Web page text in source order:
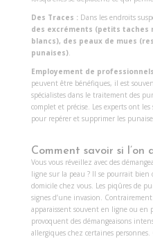
Des Traces :Dans les endroits
des excréments (petits taches
blancs), des peaux de mues
punaises).
Employement de professionnels
peuvent être bénéfiques, il est
spécialistes dans le traitement des
complet et précise. Les experts ont
pour repérer et supprimer les
Comment savoir si l’on
Vous vous réveillez avec des
ligne sur la peau ? Il se pourrait
domicile chez vous. Les piqûres de
signes d’une invasion.
apparaissent souvent en ligne ou en
provoquent des démangeaisons
allergiques chez certaines